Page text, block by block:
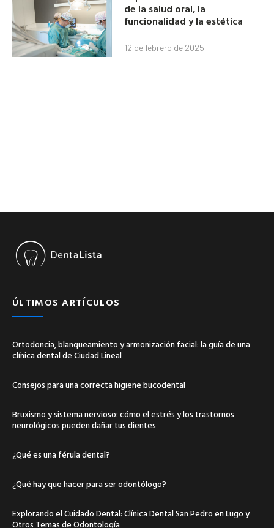
de la salud oral, la
funcionalidad y la estética
12 de febrero de 2025
ÚLTIMOS ARTÍCULOS
Ortodoncia, blanqueamiento y armonización facial: la guía de una
clínica dental de Ciudad Lineal
Consejos para una correcta higiene bucodental
Bruxismo y sistema nervioso: cómo el estrés y los trastornos
neurológicos pueden dañar tus dientes
¿Qué es una férula dental?
¿Qué hay que hacer para ser odontólogo?
Explorando el Cuidado Dental: Clínica Dental San Pedro en Lugo y
Otros Temas de Odontología